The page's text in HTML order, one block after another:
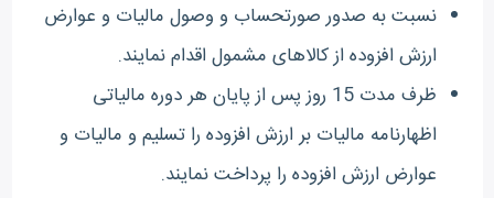
نسبت به صدور صورتحساب و وصول مالیات و عوارض
ارزش افزوده از کالاهای مشمول اقدام نمایند.
ظرف مدت 15 روز پس از پایان هر دوره مالیاتی
اظهارنامه مالیات بر ارزش افزوده را تسلیم و مالیات و
عوارض ارزش افزوده را پرداخت نمایند.